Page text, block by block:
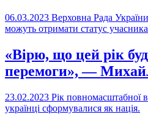
06.03.2023 Верховна Рада
можуть отримати статус
«Вірю, що цей рік
перемоги», —
23.02.2023 Рік повномасштабної
українці сформувалися як нація.